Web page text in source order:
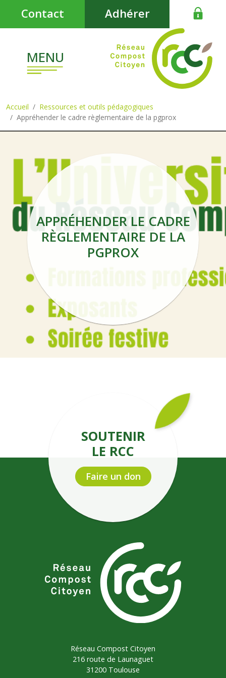
MENU
Contact Adhérer
Accueil
Ressources et outils pédagogiques
Appréhender le cadre règlementaire de la pgprox
APPRÉHENDER LE CADRE
RÈGLEMENTAIRE DE LA
PGPROX
SOUTENIR
LE RCC
Faire un don
Réseau Compost Citoyen
216 route de Launaguet
31200 Toulouse